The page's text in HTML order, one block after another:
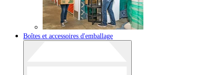
Boîtes et accessoires d'emballage